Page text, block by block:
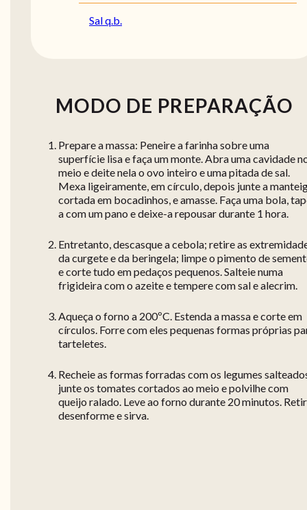
Sal q.b.
MODO DE PREPARAÇÃO
Prepare a massa: Peneire a farinha sobre uma
superfície lisa e faça um monte. Abra uma cavidade
meio e deite nela o ovo inteiro e uma pitada de sal.
Mexa ligeiramente, em círculo, depois junte a
cortada em bocadinhos, e amasse. Faça uma bola,
a com um pano e deixe-a repousar durante 1 hora.
Entretanto, descasque a cebola; retire as
da curgete e da beringela; limpe o pimento de
e corte tudo em pedaços pequenos. Salteie numa
frigideira com o azeite e tempere com sal e alecrim.
Aqueça o forno a 200ºC. Estenda a massa e corte em
círculos. Forre com eles pequenas formas próprias
tarteletes.
Recheie as formas forradas com os legumes
junte os tomates cortados ao meio e polvilhe com
queijo ralado. Leve ao forno durante 20 minutos.
desenforme e sirva.